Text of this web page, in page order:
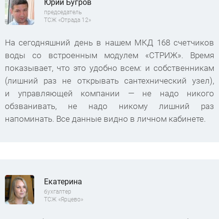
Юрий Бугров
председатель
ТСЖ «Отрада 12»
На сегодняшний день в нашем МКД 168 счетчиков
воды со встроенным модулем «СТРИЖ». Время
показывает, что это удобно всем: и собственникам
(лишний раз не открывать сантехнический узел),
и управляющей компании — не надо никого
обзванивать, не надо никому лишний раз
напоминать. Все данные видно в личном кабинете.
Екатерина
бухгалтер
ТСЖ «Ярцево»